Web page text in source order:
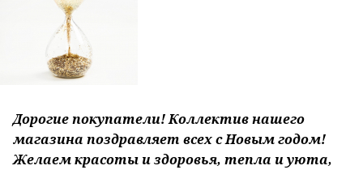
Дорогие покупатели! Коллектив нашего
магазина поздравляет всех с Новым годом!
Желаем красоты и здоровья, тепла и уюта,